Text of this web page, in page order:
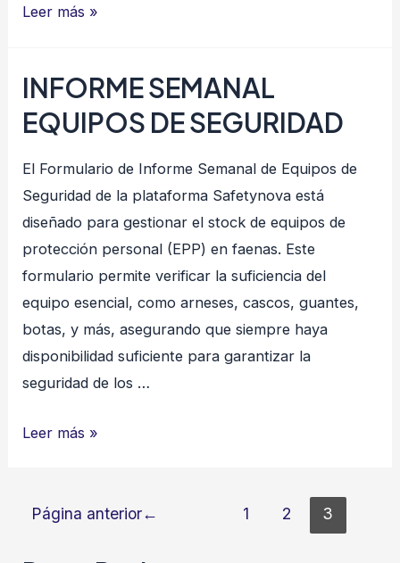
CHECK
DE
GASES
Leer más »
INFORME SEMANAL
EQUIPOS DE SEGURIDAD
El Formulario de Informe Semanal de Equipos de
Seguridad de la plataforma Safetynova está
diseñado para gestionar el stock de equipos de
protección personal (EPP) en faenas. Este
formulario permite verificar la suficiencia del
equipo esencial, como arneses, cascos, guantes,
botas, y más, asegurando que siempre haya
disponibilidad suficiente para garantizar la
seguridad de los …
INFORME
DE
Leer más »
Paginación
Página anterior 1 2 3